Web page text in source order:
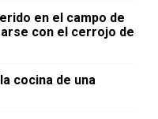
en el campo de
con el cerrojo de
cocina de una